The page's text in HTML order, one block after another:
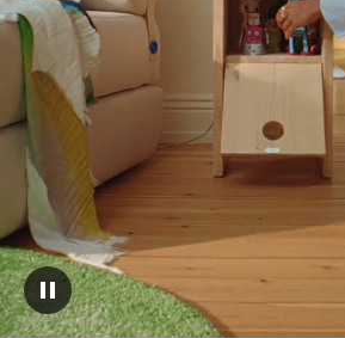
Pausar vídeo